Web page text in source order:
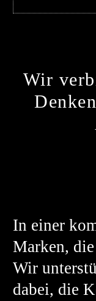
Wir
In einer
Marken,
Wir
dabei, die